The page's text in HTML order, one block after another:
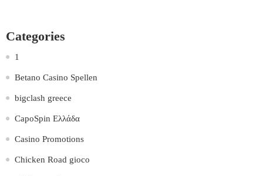
Categories
1
Betano Casino Spellen
bigclash greece
CapoSpin Ελλάδα
Casino Promotions
Chicken Road gioco